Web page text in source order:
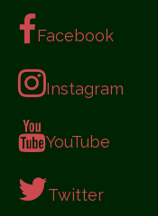
Facebook
Instagram
YouTube
Twitter